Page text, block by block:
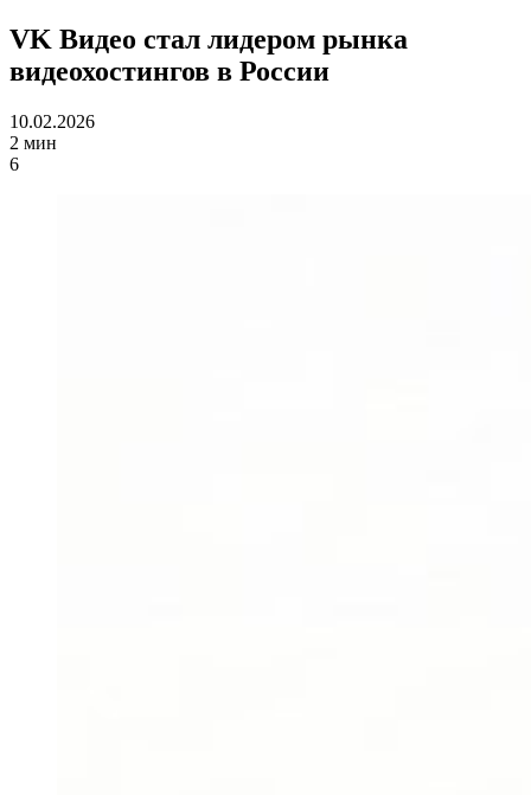
VK Видео стал лидером рынка
видеохостингов в России
10.02.2026
2 мин
6